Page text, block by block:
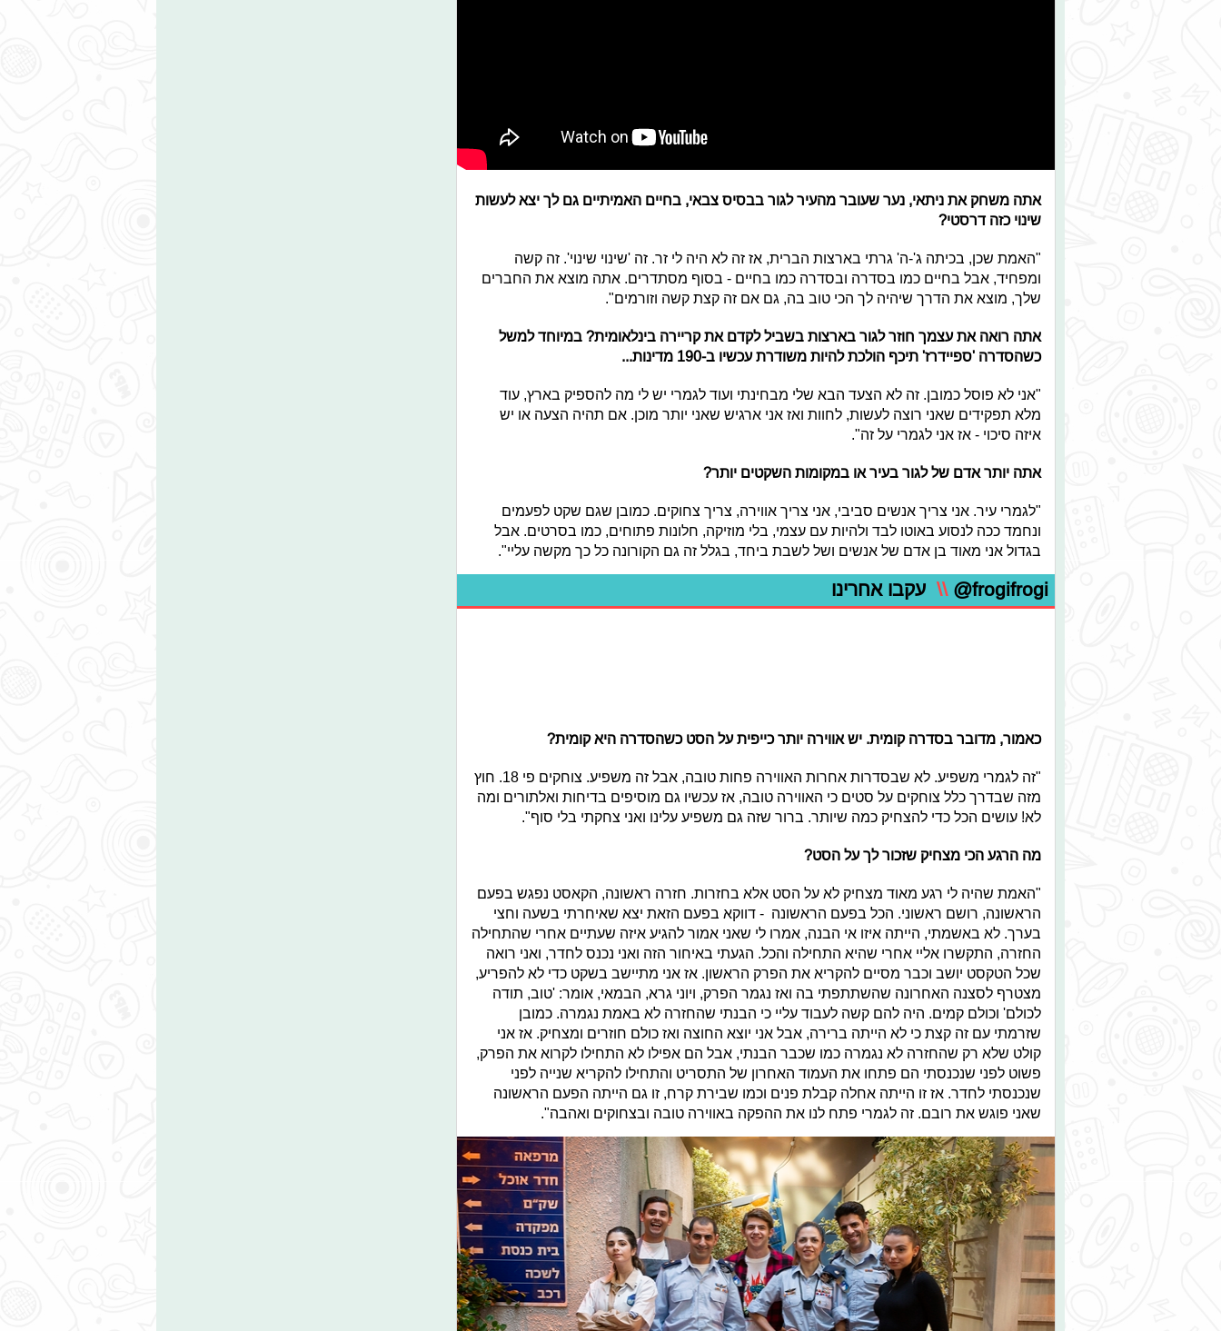
אתה משחק את ניתאי, נער שעובר מהעיר לגור בבסיס צבאי, בחיים האמיתיים גם לך יצא לעשות
שינוי כזה דרסטי?
"האמת שכן, בכיתה ג'-ה' גרתי בארצות הברית, אז זה לא היה לי זר. זה 'שינוי שינוי'. זה קשה
ומפחיד, אבל בחיים כמו בסדרה ובסדרה כמו בחיים - בסוף מסתדרים. אתה מוצא את החברים
שלך, מוצא את הדרך שיהיה לך הכי טוב בה, גם אם זה קצת קשה וזורמים".
אתה רואה את עצמך חוזר לגור בארצות בשביל לקדם את קריירה בינלאומית? במיוחד למשל
כשהסדרה 'ספיידרז' תיכף הולכת להיות משודרת עכשיו ב-190 מדינות...
"אני לא פוסל כמובן. זה לא הצעד הבא שלי מבחינתי ועוד לגמרי יש לי מה להספיק בארץ, עוד
מלא תפקידים שאני רוצה לעשות, לחוות ואז אני ארגיש שאני יותר מוכן. אם תהיה הצעה או יש
איזה סיכוי - אז אני לגמרי על זה".
אתה יותר אדם של לגור בעיר או במקומות השקטים יותר?
"לגמרי עיר. אני צריך אנשים סביבי, אני צריך אווירה, צריך צחוקים. כמובן שגם שקט לפעמים
ונחמד ככה לנסוע באוטו לבד ולהיות עם עצמי, בלי מוזיקה, חלונות פתוחים, כמו בסרטים. אבל
בגדול אני מאוד בן אדם של אנשים ושל לשבת ביחד, בגלל זה גם הקורונה כל כך מקשה עליי".
@frogifrogi
\\ עקבו אחרינו
כאמור, מדובר בסדרה קומית. יש אווירה יותר כייפית על הסט כשהסדרה היא קומית?
"זה לגמרי משפיע. לא שבסדרות אחרות האווירה פחות טובה, אבל זה משפיע. צוחקים פי 18. חוץ
מזה שבדרך כלל צוחקים על סטים כי האווירה טובה, אז עכשיו גם מוסיפים בדיחות ואלתורים ומה
לא! עושים הכל כדי להצחיק כמה שיותר. ברור שזה גם משפיע עלינו ואני צחקתי בלי סוף".
מה הרגע הכי מצחיק שזכור לך על הסט?
"האמת שהיה לי רגע מאוד מצחיק לא על הסט אלא בחזרות. חזרה ראשונה, הקאסט נפגש בפעם
הראשונה, רושם ראשוני. הכל בפעם הראשונה - דווקא בפעם הזאת יצא שאיחרתי בשעה וחצי
בערך. לא באשמתי, הייתה איזו אי הבנה, אמרו לי שאני אמור להגיע איזה שעתיים אחרי שהתחילה
החזרה, התקשרו אליי אחרי שהיא התחילה והכל. הגעתי באיחור הזה ואני נכנס לחדר, ואני רואה
שכל הטקסט יושב וכבר מסיים להקריא את הפרק הראשון. אז אני מתיישב בשקט כדי לא להפריע,
מצטרף לסצנה האחרונה שהשתתפתי בה ואז נגמר הפרק, ויוני גרא, הבמאי, אומר: 'טוב, תודה
לכולם' וכולם קמים. היה להם קשה לעבוד עליי כי הבנתי שהחזרה לא באמת נגמרה. כמובן
שזרמתי עם זה קצת כי לא הייתה ברירה, אבל אני יוצא החוצה ואז כולם חוזרים ומצחיק. אז אני
קולט שלא רק שהחזרה לא נגמרה כמו שכבר הבנתי, אבל הם אפילו לא התחילו לקרוא את הפרק,
פשוט לפני שנכנסתי הם פתחו את העמוד האחרון של התסריט והתחילו להקריא שנייה לפני
שנכנסתי לחדר. אז זו הייתה אחלה קבלת פנים וכמו שבירת קרח, זו גם הייתה הפעם הראשונה
שאני פוגש את רובם. זה לגמרי פתח לנו את ההפקה באווירה טובה ובצחוקים ואהבה".